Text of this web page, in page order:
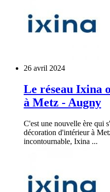
26 avril 2024
Le réseau Ixina
à Metz - Augny
C'est une nouvelle ère qui
décoration d'intérieur à
incontournable, Ixina ...